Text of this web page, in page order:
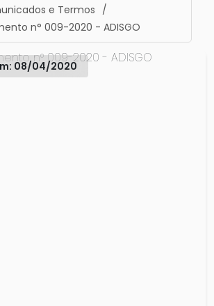
e Termos /
n° 009-2020 - ADISGO
08/04/2020